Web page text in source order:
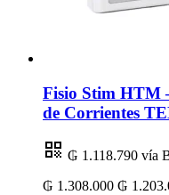
Fisio Stim HTM
de Corrientes
₲ 1.118.790 vía
₲ 1.308.000 ₲